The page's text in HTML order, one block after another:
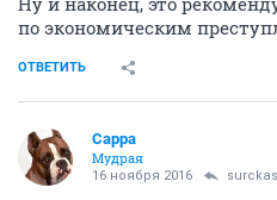
по экономическим
ОТВЕТИТЬ
Сарра
Мудрая
16 ноября 2016